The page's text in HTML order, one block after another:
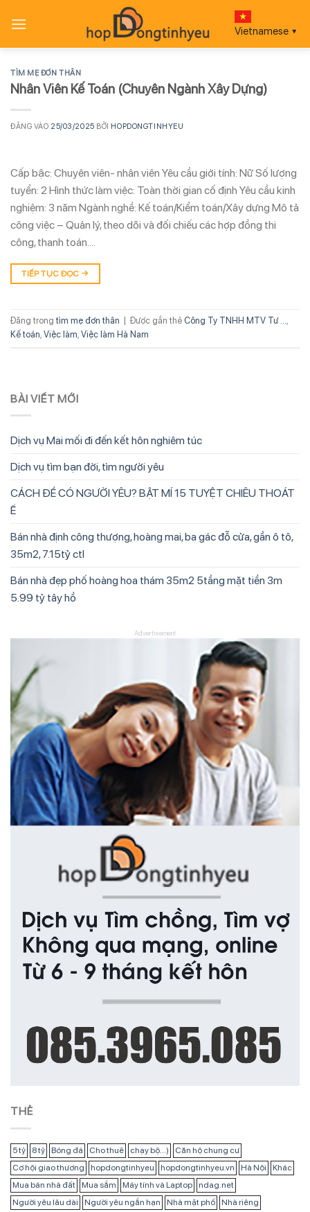
qua
Vietnamese ▼
TÌM MẸ ĐƠN THÂN
Nhân Viên Kế Toán (Chuyên Ngành Xây Dựng)
ĐĂNG VÀO 25/03/2025 BỞI HOPDONGTINHYEU
Cấp bậc: Chuyên viên- nhân viên Yêu cầu giới tính: Nữ Số lượng
tuyển: 2 Hình thức làm việc: Toàn thời gian cố định Yêu cầu kinh
nghiệm: 3 năm Ngành nghề: Kế toán/Kiểm toán/Xây dựng Mô tả
công việc – Quản lý, theo dõi và đối chiếu các hợp đồng thi
công, thanh toán….
TIẾP TỤC ĐỌC →
Đăng trong tìm mẹ đơn thân Được gắn thẻ Công Ty TNHH MTV Tư ...
Kế toán Việc làm Việc làm Hà Nam
BÀI VIẾT MỚI
Dịch vụ Mai mối đi đến kết hôn nghiêm túc
Dịch vụ tìm bạn đời, tìm người yêu
CÁCH ĐỂ CÓ NGƯỜI YÊU? BẬT MÍ 15 TUYỆT CHIÊU THOÁT
Ế
Bán nhà định công thượng, hoàng mai, ba gác đỗ cửa, gần ô tô,
35m2, 7.15tỷ ctl
Bán nhà đẹp phố hoàng hoa thám 35m2 5tầng mặt tiền 3m
5.99 tỷ tây hồ
Advertisement
THẺ
5 tỷ 8 tỷ Bóng đá Cho thuê chạy bộ...)
Căn hộ chung cư
Cơ hội giao thương
hopdongtinhyeu hopdongtinhyeu.vn Hà Nội
Khác
Mua bán nhà đất
Mua sắm Máy tính và Laptop
ndag.net
Người yêu lâu dài
Người yêu ngắn hạn Nhà mặt phố
Nhà riêng